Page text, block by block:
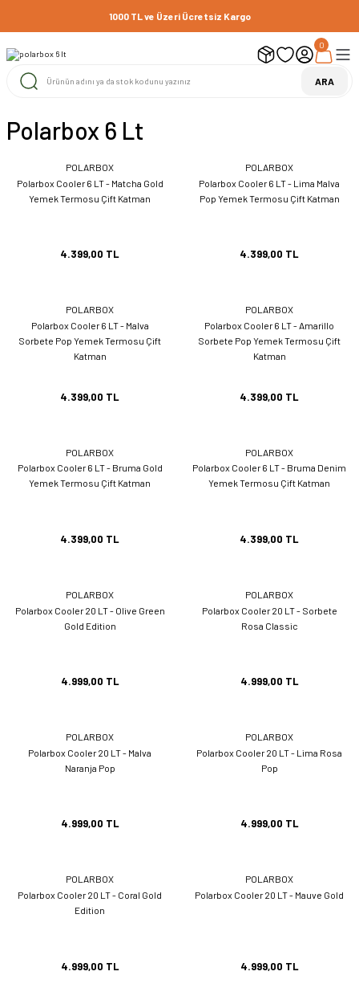
1000 TL ve Üzeri Ücretsiz Kargo
ARA
0
Polarbox 6 Lt
POLARBOX
Polarbox Cooler 6 LT - Matcha Gold
Yemek Termosu Çift Katman
4.399,00 TL
POLARBOX
Polarbox Cooler 6 LT - Lima Malva
Pop Yemek Termosu Çift Katman
4.399,00 TL
POLARBOX
Polarbox Cooler 6 LT - Malva
Sorbete Pop Yemek Termosu Çift
Katman
4.399,00 TL
POLARBOX
Polarbox Cooler 6 LT - Amarillo
Sorbete Pop Yemek Termosu Çift
Katman
4.399,00 TL
POLARBOX
Polarbox Cooler 6 LT - Bruma Gold
Yemek Termosu Çift Katman
4.399,00 TL
POLARBOX
Polarbox Cooler 6 LT - Bruma Denim
Yemek Termosu Çift Katman
4.399,00 TL
POLARBOX
Polarbox Cooler 20 LT - Olive Green
Gold Edition
4.999,00 TL
POLARBOX
Polarbox Cooler 20 LT - Sorbete
Rosa Classic
4.999,00 TL
POLARBOX
Polarbox Cooler 20 LT - Malva
Naranja Pop
4.999,00 TL
POLARBOX
Polarbox Cooler 20 LT - Lima Rosa
Pop
4.999,00 TL
POLARBOX
Polarbox Cooler 20 LT - Coral Gold
Edition
4.999,00 TL
POLARBOX
Polarbox Cooler 20 LT - Mauve Gold
4.999,00 TL